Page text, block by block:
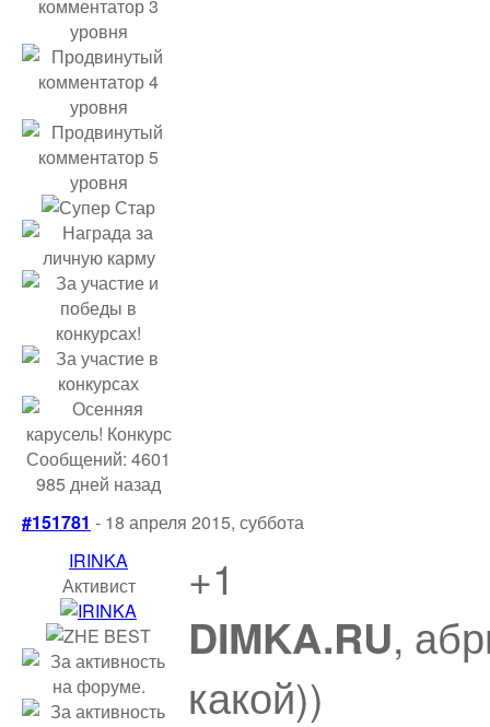
Сообщений: 4601
985 дней назад
#151781 - 18 апреля 2015, суббота
IRINKA
Активист
+1
DIMKA.RU,
какой))